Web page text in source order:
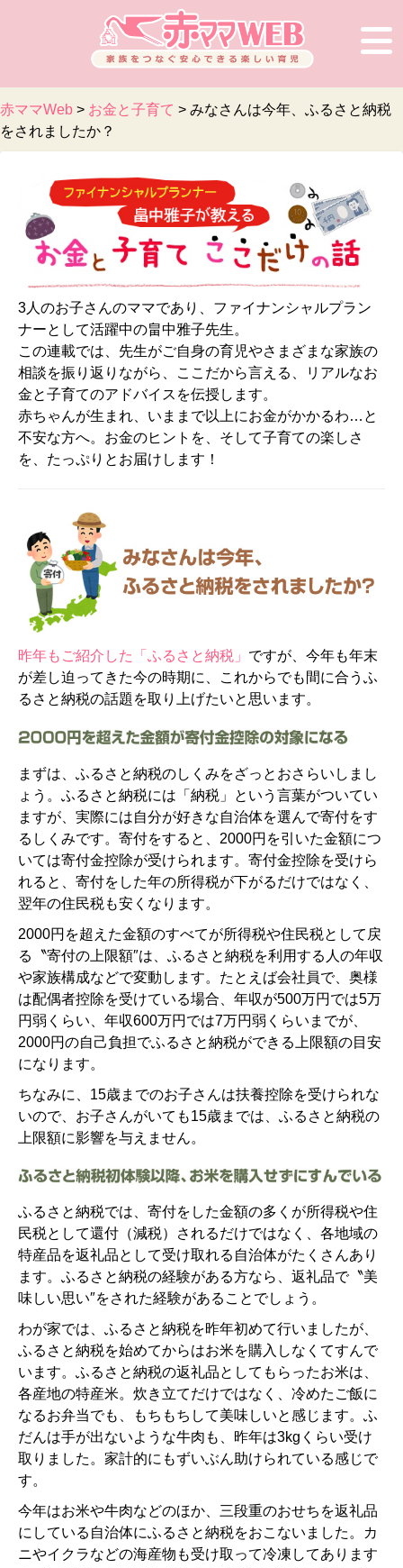
赤ママWeb > お金と子育て > みなさんは今年、ふるさと納税
をされましたか？
3人のお子さんのママであり、ファイナンシャルプラン
ナーとして活躍中の畠中雅子先生。
この連載では、先生がご自身の育児やさまざまな家族の
相談を振り返りながら、ここだから言える、リアルなお
金と子育てのアドバイスを伝授します。
赤ちゃんが生まれ、いままで以上にお金がかかるわ…と
不安な方へ。お金のヒントを、そして子育ての楽しさ
を、たっぷりとお届けします！
昨年もご紹介した「ふるさと納税」 ですが、今年も年末
が差し迫ってきた今の時期に、これからでも間に合うふ
るさと納税の話題を取り上げたいと思います。
まずは、ふるさと納税のしくみをざっとおさらいしまし
ょう。ふるさと納税には「納税」という言葉がついてい
ますが、実際には自分が好きな自治体を選んで寄付をす
るしくみです。寄付をすると、2000円を引いた金額につ
いては寄付金控除が受けられます。寄付金控除を受けら
れると、寄付をした年の所得税が下がるだけではなく、
翌年の住民税も安くなります。
2000円を超えた金額のすべてが所得税や住民税として戻
る〝寄付の上限額″は、ふるさと納税を利用する人の年収
や家族構成などで変動します。たとえば会社員で、奥様
は配偶者控除を受けている場合、年収が500万円では5万
円弱くらい、年収600万円では7万円弱くらいまでが、
2000円の自己負担でふるさと納税ができる上限額の目安
になります。
ちなみに、15歳までのお子さんは扶養控除を受けられな
いので、お子さんがいても15歳までは、ふるさと納税の
上限額に影響を与えません。
ふるさと納税では、寄付をした金額の多くが所得税や住
民税として還付（減税）されるだけではなく、各地域の
特産品を返礼品として受け取れる自治体がたくさんあり
ます。ふるさと納税の経験がある方なら、返礼品で〝美
味しい思い″をされた経験があることでしょう。
わが家では、ふるさと納税を昨年初めて行いましたが、
ふるさと納税を始めてからはお米を購入しなくてすんで
います。ふるさと納税の返礼品としてもらったお米は、
各産地の特産米。炊き立てだけではなく、冷めたご飯に
なるお弁当でも、もちもちして美味しいと感じます。ふ
だんは手が出ないような牛肉も、昨年は3kgくらい受け
取りました。家計的にもずいぶん助けられている感じで
す。
今年はお米や牛肉などのほか、三段重のおせちを返礼品
にしている自治体にふるさと納税をおこないました。カ
ニやイクラなどの海産物も受け取って冷凍してあります